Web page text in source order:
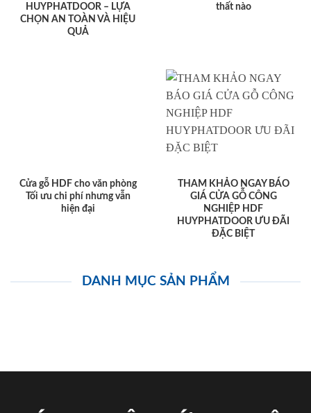
HUYPHATDOOR – LỰA
CHỌN AN TOÀN VÀ HIỆU
QUẢ
thất nào
Cửa gỗ HDF cho văn phòng
Tối ưu chi phí nhưng vẫn
hiện đại
THAM KHẢO NGAY BÁO
GIÁ CỬA GỖ CÔNG
NGHIỆP HDF
HUYPHATDOOR ƯU ĐÃI
ĐẶC BIỆT
DANH MỤC SẢN PHẨM